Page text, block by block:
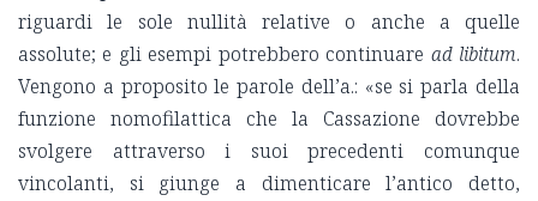
riguardi le sole nullità relative o anche a quelle
assolute; e gli esempi potrebbero continuare ad libitum.
Vengono a proposito le parole dell’a.: «se si parla della
funzione nomofilattica che la Cassazione dovrebbe
svolgere attraverso i suoi precedenti comunque
vincolanti, si giunge a dimenticare l’antico detto,